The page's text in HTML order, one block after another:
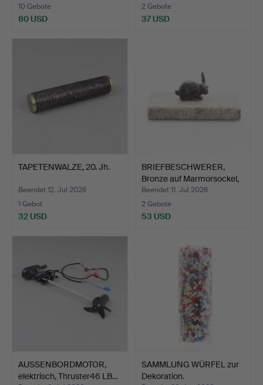
10 Gebote
80 USD
2 Gebote
37 USD
TAPETENWALZE, 20. Jh.
Beendet 12. Jul 2026
1 Gebot
32 USD
BRIEFBESCHWERER,
Bronze auf Marmorsockel,
…
Beendet 11. Jul 2026
2 Gebote
53 USD
AUSSENBORDMOTOR,
elektrisch, Thruster46 LB…
SAMMLUNG WÜRFEL zur
Dekoration.